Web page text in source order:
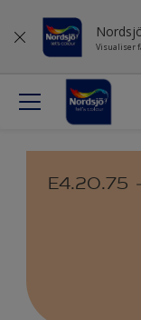
Visualiser
E4.20.75